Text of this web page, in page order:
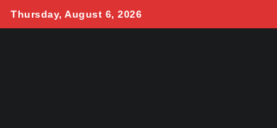
Thursday, August 6, 2026